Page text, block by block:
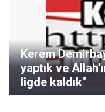
Kerem
yaptık ve
ligde kaldık"